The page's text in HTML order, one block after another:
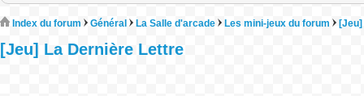
Index du forum Général La Salle d'arcade Les mini-jeux du forum
[Jeu] La Dernière Lettre